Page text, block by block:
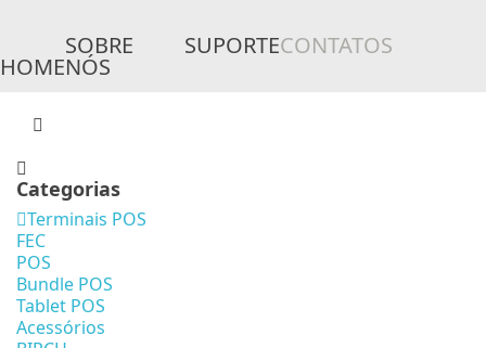
HOME
SOBRE
NÓS
SUPORTECONTATOS
Categorias
Terminais POS
FEC
POS
Bundle POS
Tablet POS
Acessórios